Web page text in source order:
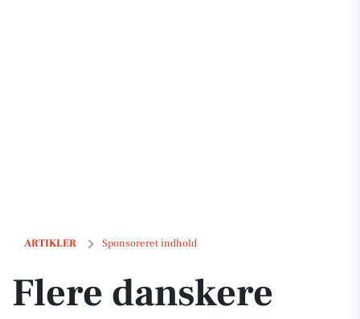
ARTIKLER Sponsoreret indhold
Flere danskere vælger camping i Norden – her er hvorfor
Flere danskere